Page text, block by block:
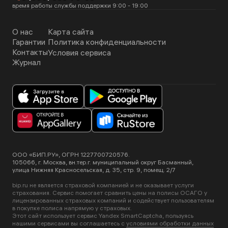
время работы службы поддержки 9:00 - 19:00
О нас
Гарантии
Контакты
Журнал
Карта сайта
Политика конфиденциальности
Условия сервиса
ООО «БИП.РУ», ОГРН 1227700720576.
105066, г. Москва, вн.тер.г. муниципальный округ Басманный,
улица Нижняя Красносельская, д. 35, стр. 9, помещ. 2/7
bip.ru не является страховой компанией и не оказывает услуги
страхования. Сервис помогает сравнить цены на полисы ОСАГО у
лицензированных страховых компаний и содействует пользователям
в покупке полиса напрямую у страховых.
Этот сайт использует сервис Yandex SmartCaptcha, пользуясь
нашими сервисами вы соглашаетесь с условиями обработки данных